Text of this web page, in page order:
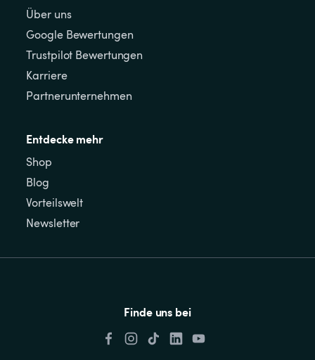
Über uns
Google Bewertungen
Trustpilot Bewertungen
Karriere
Partnerunternehmen
Entdecke mehr
Shop
Blog
Vorteilswelt
Newsletter
Finde uns bei